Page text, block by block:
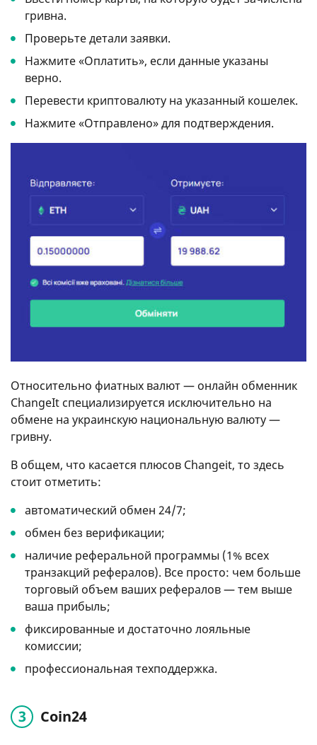
гривна.
Проверьте детали заявки.
Нажмите «Оплатить», если данные указаны
верно.
Перевести криптовалюту на указанный кошелек.
Нажмите «Отправлено» для подтверждения.
Относительно фиатных валют — онлайн обменник
ChangeIt специализируется исключительно на
обмене на украинскую национальную валюту —
гривну.
В общем, что касается плюсов Changeit, то здесь
стоит отметить:
автоматический обмен 24/7;
обмен без верификации;
наличие реферальной программы (1% всех
транзакций рефералов). Все просто: чем больше
торговый объем ваших рефералов — тем выше
ваша прибыль;
фиксированные и достаточно лояльные
комиссии;
профессиональная техподдержка.
Coin24